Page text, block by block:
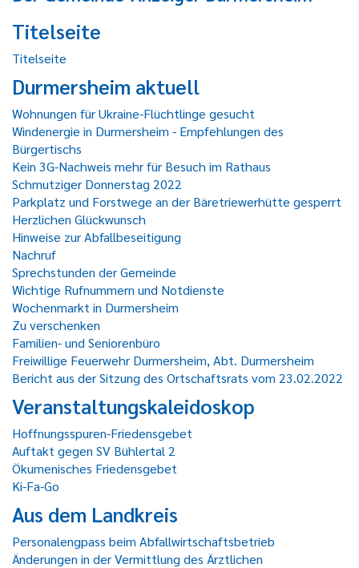
Titelseite
Titelseite
Durmersheim aktuell
Wohnungen für Ukraine-Flüchtlinge gesucht
Windenergie in Durmersheim - Empfehlungen des
Bürgertischs
Kein 3G-Nachweis mehr für Besuch im Rathaus
Schmutziger Donnerstag 2022
Parkplatz und Forstwege an der Bäretriewerhütte gesperrt
Herzlichen Glückwunsch
Hinweise zur Abfallbeseitigung
Nachruf
Sprechstunden der Gemeinde
Wichtige Rufnummern und Notdienste
Wochenmarkt in Durmersheim
Zu verschenken
Familien- und Seniorenbüro
Freiwillige Feuerwehr Durmersheim, Abt. Durmersheim
Bericht aus der Sitzung des Ortschaftsrats vom 23.02.2022
Veranstaltungskaleidoskop
Hoffnungsspuren-Friedensgebet
Auftakt gegen SV Bühlertal 2
Ökumenisches Friedensgebet
Ki-Fa-Go
Aus dem Landkreis
Personalengpass beim Abfallwirtschaftsbetrieb
Änderungen in der Vermittlung des Ärztlichen